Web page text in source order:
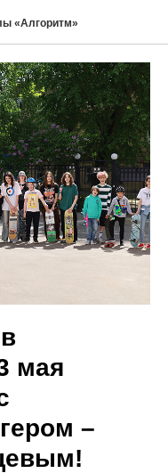
«Алгоритм»
мая
–